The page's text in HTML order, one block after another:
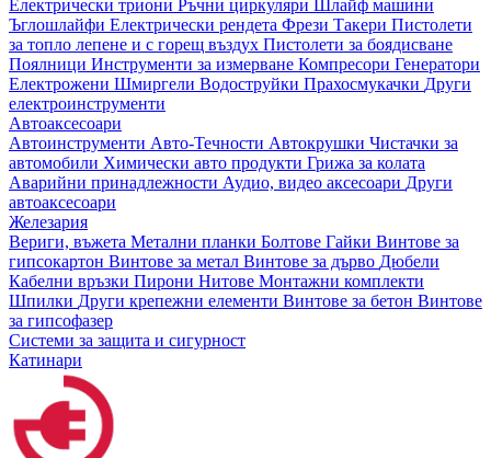
Електрически триони Ръчни циркуляри
Шлайф машини
Ъглошлайфи Електрически рендета Фрези Такери Пистолети
за топло лепене и с горещ въздух Пистолети за боядисване
Поялници Инструменти за измерване Компресори Генератори
Електрожени Шмиргели Водоструйки Прахосмукачки Други
електроинструменти
Автоаксесоари
Автоинструменти Авто-Течности Автокрушки Чистачки за
автомобили Химически авто продукти Грижа за колата
Аварийни принадлежности Аудио, видео аксесоари Други
автоаксесоари
Железария
Вериги, въжета Метални планки Болтове Гайки Винтове за
гипсокартон Винтове за метал Винтове за дърво Дюбели
Кабелни връзки Пирони Нитове Монтажни комплекти
Шпилки Други крепежни елементи Винтове за бетон Винтове
за гипсофазер
Системи за защита и сигурност
Катинари